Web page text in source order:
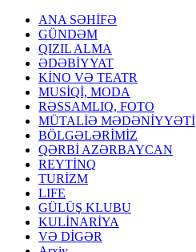
ANA SƏHİFƏ
GÜNDƏM
QIZIL ALMA
ƏDƏBİYYAT
KİNO VƏ TEATR
MUSİQİ, MODA
RƏSSAMLIQ, FOTO
MÜTALİƏ MƏDƏNİYYƏTİ
BÖLGƏLƏRİMİZ
QƏRBİ AZƏRBAYCAN
REYTİNQ
TURİZM
LIFE
GÜLÜŞ KLUBU
KULİNARİYA
VƏ DİGƏR